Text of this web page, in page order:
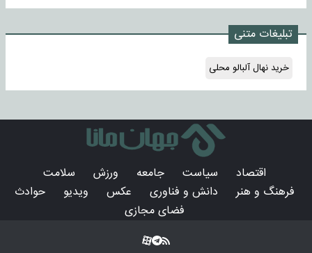
تبلیغات متنی
خرید نهال آلبالو محلی
اقتصاد سیاست جامعه ورزش
سلامت
فرهنگ و هنر
دانش و فناوری عکس ویدیو
حوادث
فضای مجازی